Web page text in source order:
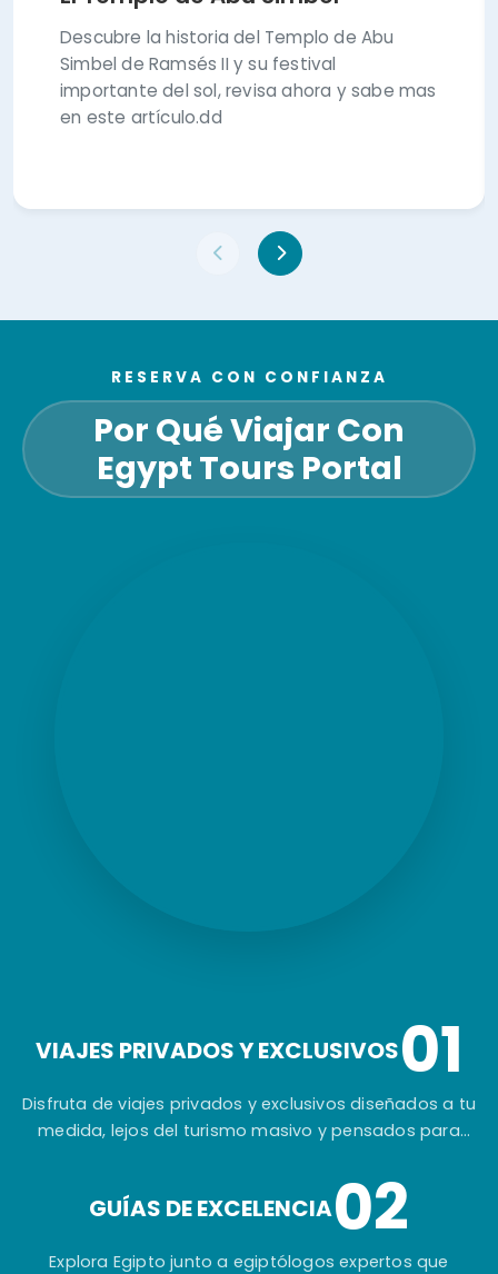
Descubre la historia del Templo de Abu
Simbel de Ramsés II y su festival
importante del sol, revisa ahora y sabe mas
en este artículo.dd
RESERVA CON CONFIANZA
Por Qué Viajar Con
Egypt Tours Portal
VIAJES PRIVADOS Y EXCLUSIVOS01
Disfruta de viajes privados y exclusivos diseñados a tu
medida, lejos del turismo masivo y pensados para
GUÍAS DE EXCELENCIA02
Explora Egipto junto a egiptólogos expertos que